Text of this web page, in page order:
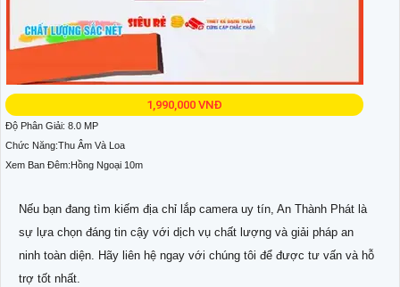
1,990,000 VNĐ
Độ Phân Giải: 8.0 MP
Chức Năng:Thu Âm Và Loa
Xem Ban Đêm:Hồng Ngoại 10m
Nếu bạn đang tìm kiếm địa chỉ lắp camera uy tín, An Thành Phát là
sự lựa chọn đáng tin cậy với dịch vụ chất lượng và giải pháp an
ninh toàn diện. Hãy liên hệ ngay với chúng tôi để được tư vấn và hỗ
trợ tốt nhất.